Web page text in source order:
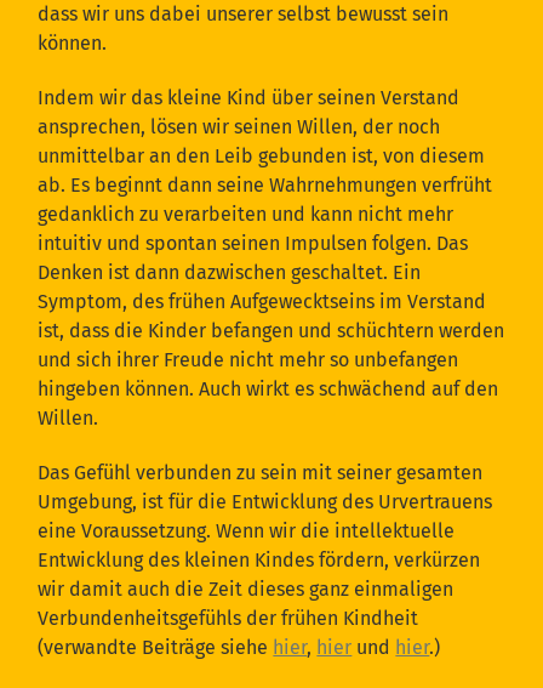
dass wir uns dabei unserer selbst bewusst sein
können.
Indem wir das kleine Kind über seinen Verstand
ansprechen, lösen wir seinen Willen, der noch
unmittelbar an den Leib gebunden ist, von diesem
ab. Es beginnt dann seine Wahrnehmungen verfrüht
gedanklich zu verarbeiten und kann nicht mehr
intuitiv und spontan seinen Impulsen folgen. Das
Denken ist dann dazwischen geschaltet. Ein
Symptom, des frühen Aufgewecktseins im Verstand
ist, dass die Kinder befangen und schüchtern werden
und sich ihrer Freude nicht mehr so unbefangen
hingeben können. Auch wirkt es schwächend auf den
Willen.
Das Gefühl verbunden zu sein mit seiner gesamten
Umgebung, ist für die Entwicklung des Urvertrauens
eine Voraussetzung. Wenn wir die intellektuelle
Entwicklung des kleinen Kindes fördern, verkürzen
wir damit auch die Zeit dieses ganz einmaligen
Verbundenheitsgefühls der frühen Kindheit
(verwandte Beiträge siehe hier, hier und hier.)